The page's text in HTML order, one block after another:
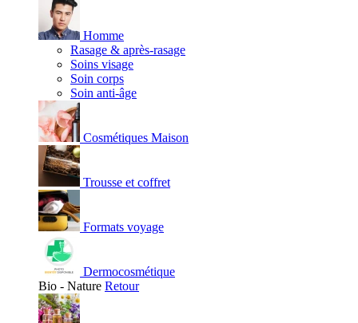
Homme
Rasage & après-rasage
Soins visage
Soin corps
Soin anti-âge
Cosmétiques Maison
Trousse et coffret
Formats voyage
Dermocosmétique
Bio - Nature Retour